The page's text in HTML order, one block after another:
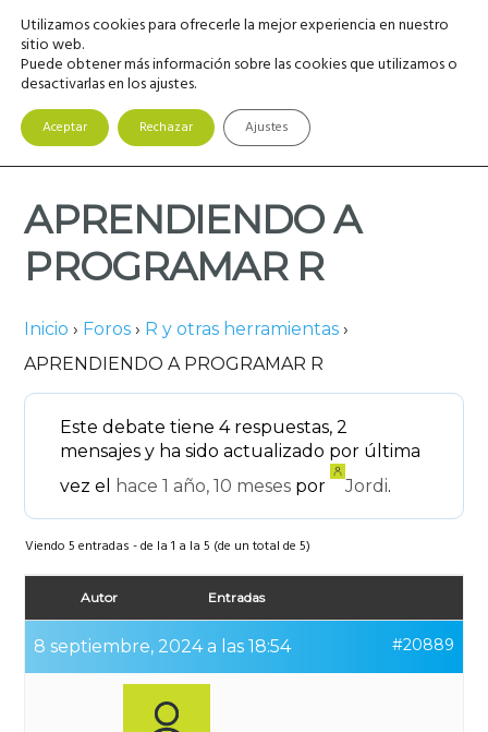
Saltar
navegación
principal
Saltar
contenido
principal
Saltar
barra
lateral
principal
MENU
APRENDIENDO A
PROGRAMAR R
Inicio › Foros › R y otras herramientas ›
APRENDIENDO A PROGRAMAR R
Este debate tiene 4 respuestas, 2
mensajes y ha sido actualizado por última
vez el
hace 1 año, 10 meses por Jordi.
Viendo 5 entradas - de la 1 a la 5 (de un total de 5)
Autor Entradas
8 septiembre, 2024 a las 18:54 #20889
Utilizamos cookies para ofrecerle la mejor experiencia en nuestro
sitio web.
Puede obtener más información sobre las cookies que utilizamos o
desactivarlas en los ajustes.
Aceptar Rechazar Ajustes